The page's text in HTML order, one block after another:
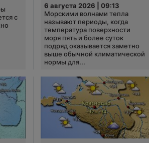
с
6 августа 2026 | 09:13
Морскими волнами тепла
называют периоды, когда
температура поверхности
моря пять и более суток
подряд оказывается заметно
выше обычной климатической
нормы для...